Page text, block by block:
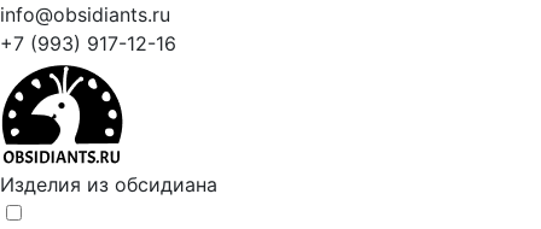
info@obsidiants.ru
+7 (993) 917-12-16
Изделия из обсидиана